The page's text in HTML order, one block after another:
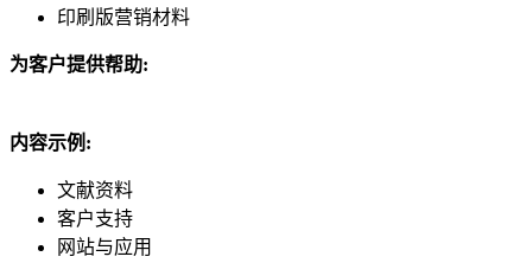
印刷版营销材料
为客户提供帮助:
内容示例:
文献资料
客户支持
网站与应用